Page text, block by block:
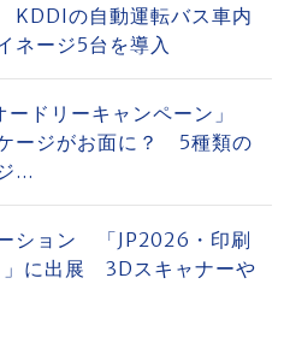
KDDIの自動運転バス車内
ネージ5台を導入
ードリーキャンペーン」
ージがお面に？ 5種類の
...
ション 「JP2026・印刷
」に出展 3Dスキャナーや